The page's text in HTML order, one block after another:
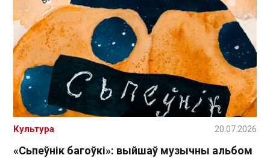
«Сьпеўнік багоўкі»: выйшаў музычны альбом
Культура 20.07.2026